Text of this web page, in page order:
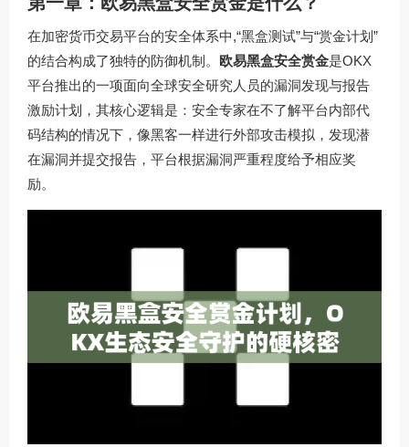
在加密货币交易平台的安全体系中,“黑盒测试”与“赏金计划”
的结合构成了独特的防御机制。 欧易黑盒安全赏金是OKX
平台推出的一项面向全球安全研究人员的漏洞发现与报告
激励计划，其核心逻辑是：安全专家在不了解平台内部代
码结构的情况下，像黑客一样进行外部攻击模拟，发现潜
在漏洞并提交报告，平台根据漏洞严重程度给予相应奖
励。